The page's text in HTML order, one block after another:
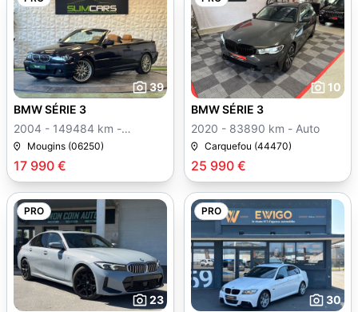
39
17 990 €
BMW SÉRIE 3
2004 - 149484 km -
Manuelle
Mougins (06250)
10
25 990 €
BMW SÉRIE 3
2020 - 83890 km - Auto
Carquefou (44470)
PRO
23
PRO
30